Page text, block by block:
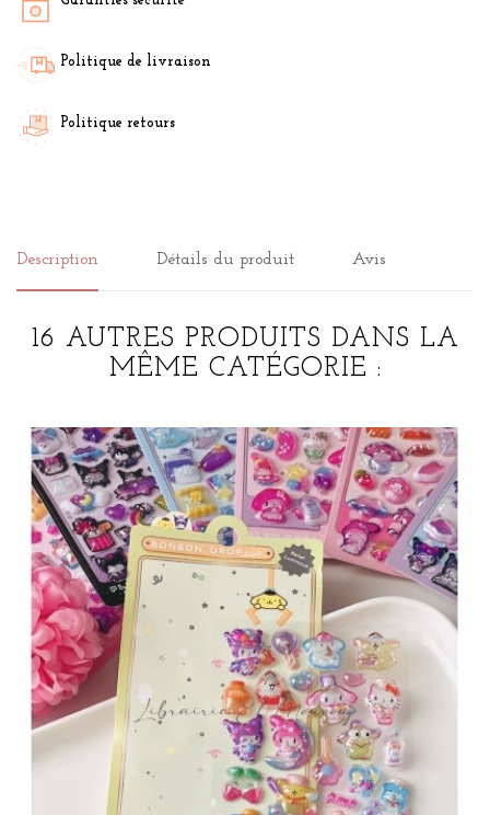
Politique de livraison
Politique retours
Description Détails du produit Avis
16 AUTRES PRODUITS DANS LA
MÊME CATÉGORIE :